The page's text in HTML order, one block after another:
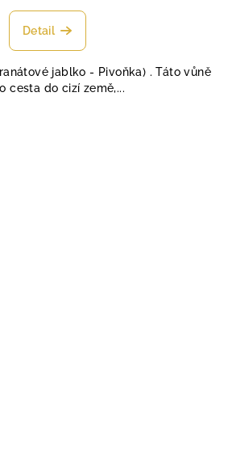
hodnocení
produktu
z
5
Detail
jablko - Pivoňka) . Táto vůně
cesta do cizí země,...